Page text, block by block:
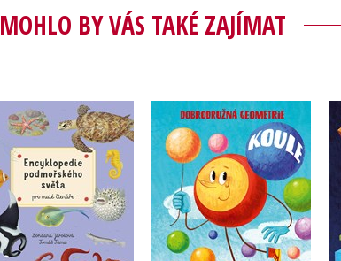
MOHLO BY VÁS TAKÉ ZAJÍMAT
Encyklopedie
podmořského světa
pro mladé čtenáře
Bohdana Jarošová
Koule
Bohdana Jarošová